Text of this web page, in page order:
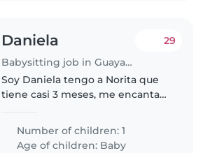
Daniela
Babysitting job in Guayaquil
29
Soy Daniela tengo a Norita que
tiene casi 3 meses, me encanta
al parque
Number of children: 1
Age of children: Baby